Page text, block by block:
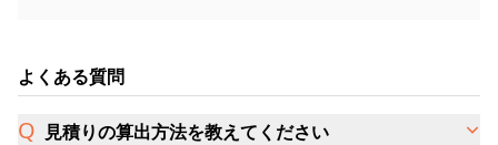
よくある質問
見積りの算出方法を教えてください